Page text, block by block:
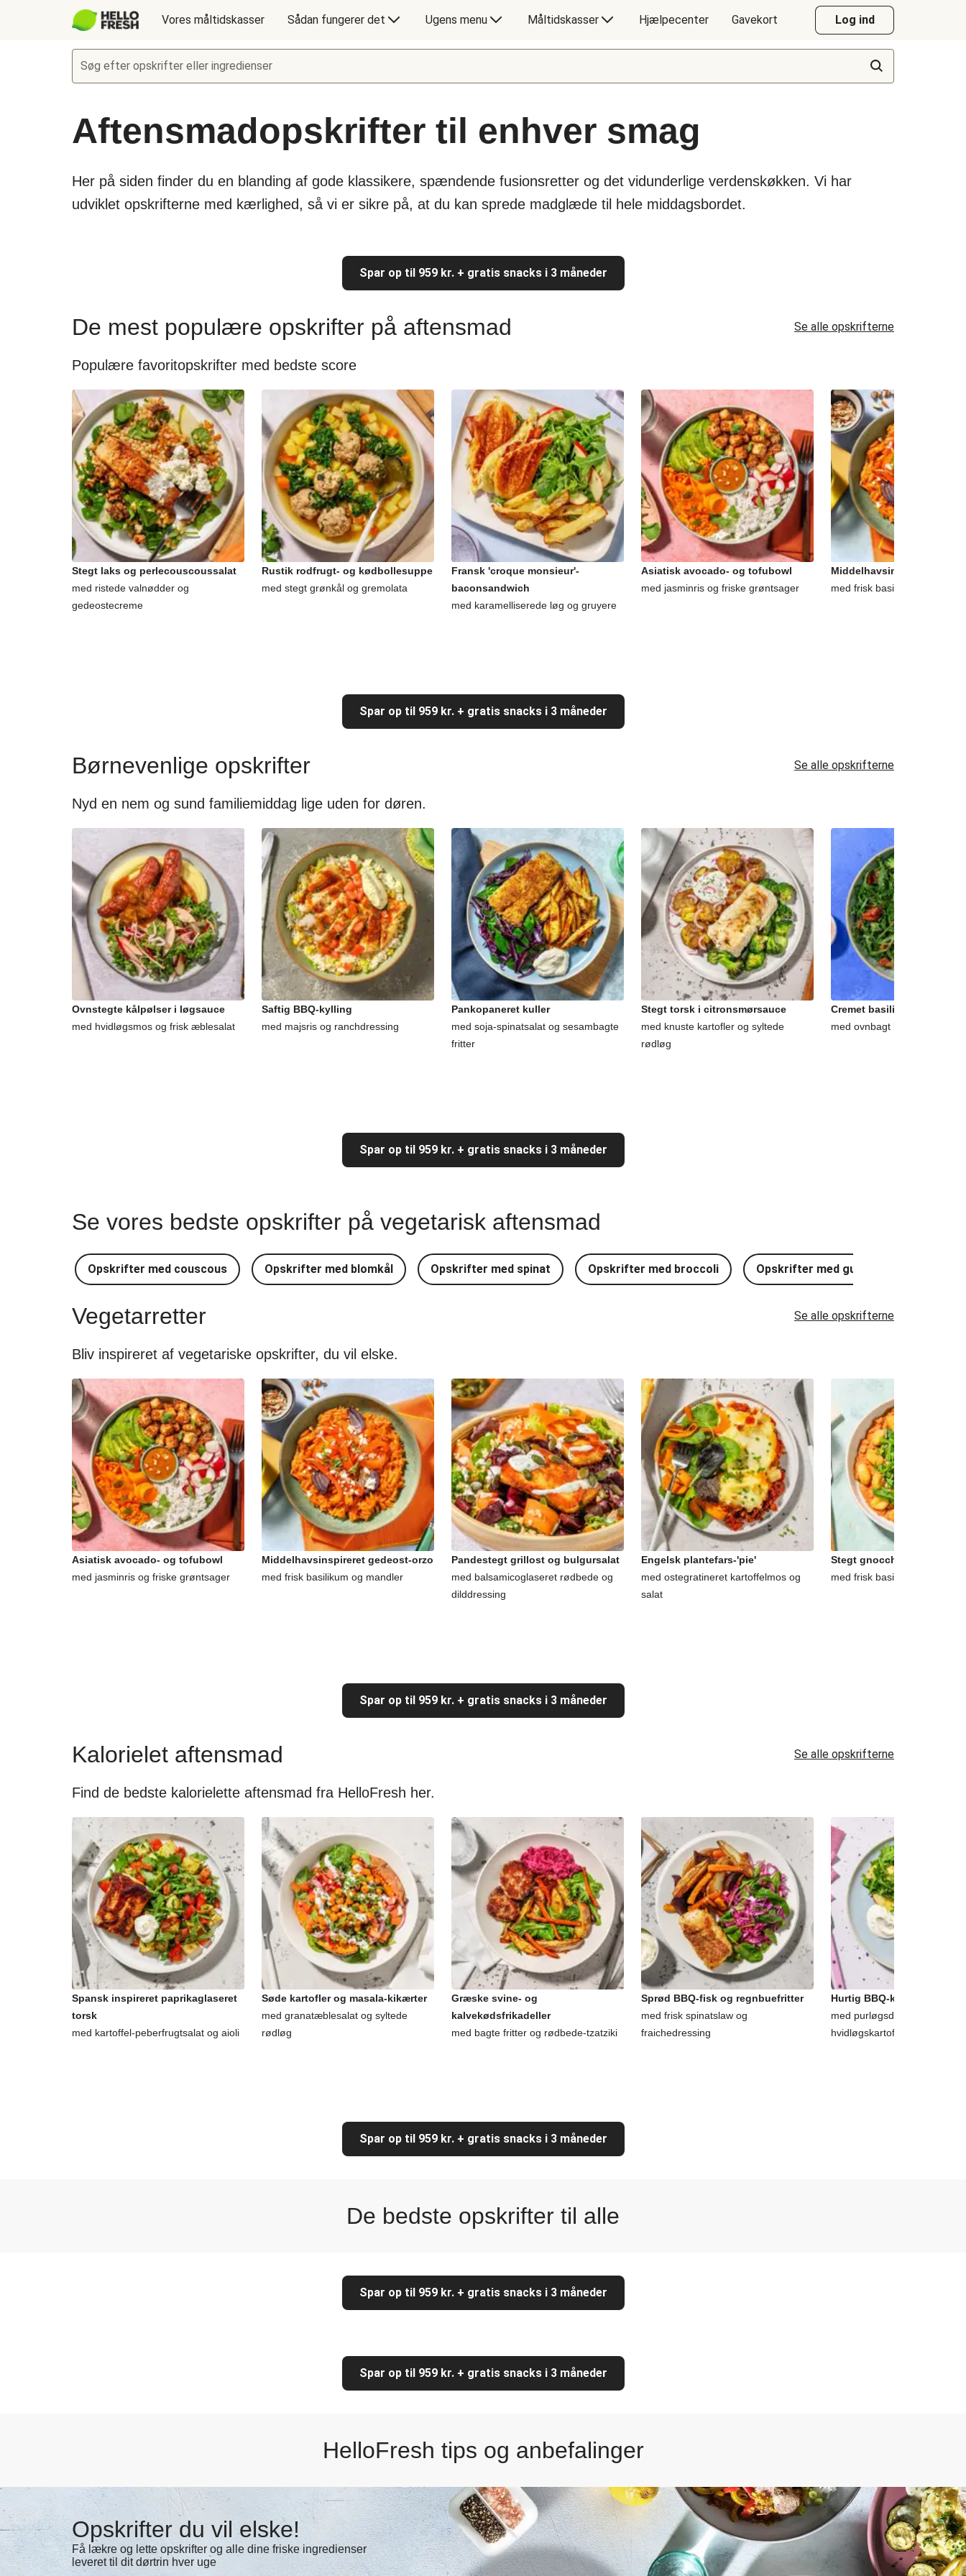
Vores måltidskasser Sådan fungerer det Ugens menu Måltidskasser Hjælpecenter Gavekort Log ind
Søg efter opskrifter eller ingredienser
Aftensmadopskrifter til enhver smag
Her på siden finder du en blanding af gode klassikere, spændende fusionsretter og det vidunderlige verdenskøkken. Vi har
udviklet opskrifterne med kærlighed, så vi er sikre på, at du kan sprede madglæde til hele middagsbordet.
Spar op til 959 kr. + gratis snacks i 3 måneder
De mest populære opskrifter på aftensmad Se alle opskrifterne
Populære favoritopskrifter med bedste score
Stegt laks og perlecouscoussalat
med ristede valnødder og
gedeostecreme
Rustik rodfrugt- og kødbollesuppe
med stegt grønkål og gremolata
Fransk 'croque monsieur'-
baconsandwich
med karamelliserede løg og gruyere
Asiatisk avocado- og tofubowl
med jasminris og friske grøntsager
Middelhavsinspireret
med frisk basilikum og
Spar op til 959 kr. + gratis snacks i 3 måneder
Børnevenlige opskrifter Se alle opskrifterne
Nyd en nem og sund familiemiddag lige uden for døren.
Ovnstegte kålpølser i løgsauce
med hvidløgsmos og frisk æblesalat
Saftig BBQ-kylling
med majsris og ranchdressing
Pankopaneret kuller
med soja-spinatsalat og sesambagte
fritter
Stegt torsk i citronsmørsauce
med knuste kartofler og syltede
rødløg
Cremet basilikum-
med ovnbagt broccoli og
Spar op til 959 kr. + gratis snacks i 3 måneder
Se vores bedste opskrifter på vegetarisk aftensmad
Opskrifter med couscous Opskrifter med blomkål Opskrifter med spinat Opskrifter med broccoli Opskrifter med gulerødder
Vegetarretter Se alle opskrifterne
Bliv inspireret af vegetariske opskrifter, du vil elske.
Asiatisk avocado- og tofubowl
med jasminris og friske grøntsager
Middelhavsinspireret gedeost-orzo
med frisk basilikum og mandler
Pandestegt grillost og bulgursalat
med balsamicoglaseret rødbede og
dilddressing
Engelsk plantefars-'pie'
med ostegratineret kartoffelmos og
salat
Stegt gnocchi og
med frisk basilikum og
Spar op til 959 kr. + gratis snacks i 3 måneder
Kalorielet aftensmad Se alle opskrifterne
Find de bedste kalorielette aftensmad fra HelloFresh her.
Spansk inspireret paprikaglaseret
torsk
med kartoffel-peberfrugtsalat og aioli
Søde kartofler og masala-kikærter
med granatæblesalat og syltede
rødløg
Græske svine- og
kalvekødsfrikadeller
med bagte fritter og rødbede-tzatziki
Sprød BBQ-fisk og regnbuefritter
med frisk spinatslaw og
fraichedressing
Hurtig BBQ-krydret hvid
med purløgsdressing og
hvidløgskartofler
Spar op til 959 kr. + gratis snacks i 3 måneder
De bedste opskrifter til alle
Spar op til 959 kr. + gratis snacks i 3 måneder
Spar op til 959 kr. + gratis snacks i 3 måneder
HelloFresh tips og anbefalinger
Opskrifter du vil elske!
Få lækre og lette opskrifter og alle dine friske ingredienser
leveret til dit dørtrin hver uge